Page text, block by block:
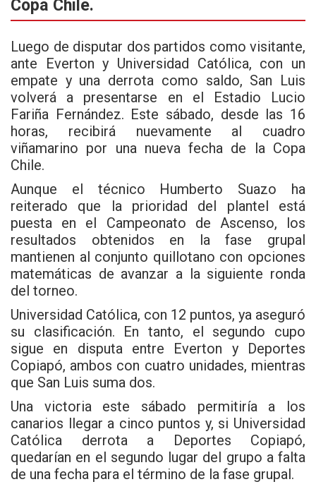
o
k
p
p
Copa Chile.
Luego de disputar dos partidos como visitante,
ante Everton y Universidad Católica, con un
empate y una derrota como saldo, San Luis
volverá a presentarse en el Estadio Lucio
Fariña Fernández. Este sábado, desde las 16
horas, recibirá nuevamente al cuadro
viñamarino por una nueva fecha de la Copa
Chile.
Aunque el técnico Humberto Suazo ha
reiterado que la prioridad del plantel está
puesta en el Campeonato de Ascenso, los
resultados obtenidos en la fase grupal
mantienen al conjunto quillotano con opciones
matemáticas de avanzar a la siguiente ronda
del torneo.
Universidad Católica, con 12 puntos, ya aseguró
su clasificación. En tanto, el segundo cupo
sigue en disputa entre Everton y Deportes
Copiapó, ambos con cuatro unidades, mientras
que San Luis suma dos.
Una victoria este sábado permitiría a los
canarios llegar a cinco puntos y, si Universidad
Católica derrota a Deportes Copiapó,
quedarían en el segundo lugar del grupo a falta
de una fecha para el término de la fase grupal.